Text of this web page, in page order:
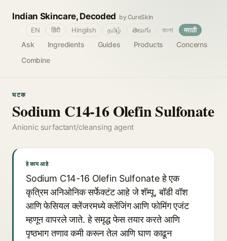
Indian Skincare, Decoded by CureSkin
Ask Ingredients Guides Products
Concerns
Combine
EN हिंदी Hinglish தமிழ் తెలుగు বাংলা मराठी
घटक
Sodium C14-16 Olefin Sulfonate
Anionic surfactant/cleansing agent
हे काय आहे
Sodium C14-16 Olefin Sulfonate हे एक
कृत्रिम अनिओनिक सर्फेक्टंट आहे जे शॅम्पू, बॉडी वॉश
आणि फेसियल क्लेंजरमध्ये क्लेंजिंग आणि फोमिंग एजंट
म्हणून वापरले जाते. हे समृद्ध फेस तयार करते आणि
पृष्ठभाग तणाव कमी करून तेल आणि घाण काढून